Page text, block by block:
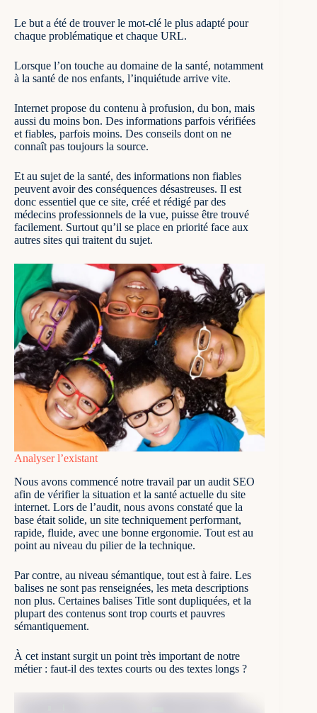
Le but a été de trouver le mot-clé le plus adapté pour
chaque problématique et chaque URL.
Lorsque l’on touche au domaine de la santé, notamment
à la santé de nos enfants, l’inquiétude arrive vite.
Internet propose du contenu à profusion, du bon, mais
aussi du moins bon. Des informations parfois vérifiées
et fiables, parfois moins. Des conseils dont on ne
connaît pas toujours la source.
Et au sujet de la santé, des informations non fiables
peuvent avoir des conséquences désastreuses. Il est
donc essentiel que ce site, créé et rédigé par des
médecins professionnels de la vue, puisse être trouvé
facilement. Surtout qu’il se place en priorité face aux
autres sites qui traitent du sujet.
Analyser l’existant
Nous avons commencé notre travail par un audit SEO
afin de vérifier la situation et la santé actuelle du site
internet. Lors de l’audit, nous avons constaté que la
base était solide, un site techniquement performant,
rapide, fluide, avec une bonne ergonomie. Tout est au
point au niveau du pilier de la technique.
Par contre, au niveau sémantique, tout est à faire. Les
balises ne sont pas renseignées, les meta descriptions
non plus. Certaines balises Title sont dupliquées, et la
plupart des contenus sont trop courts et pauvres
sémantiquement.
À cet instant surgit un point très important de notre
métier : faut-il des textes courts ou des textes longs ?